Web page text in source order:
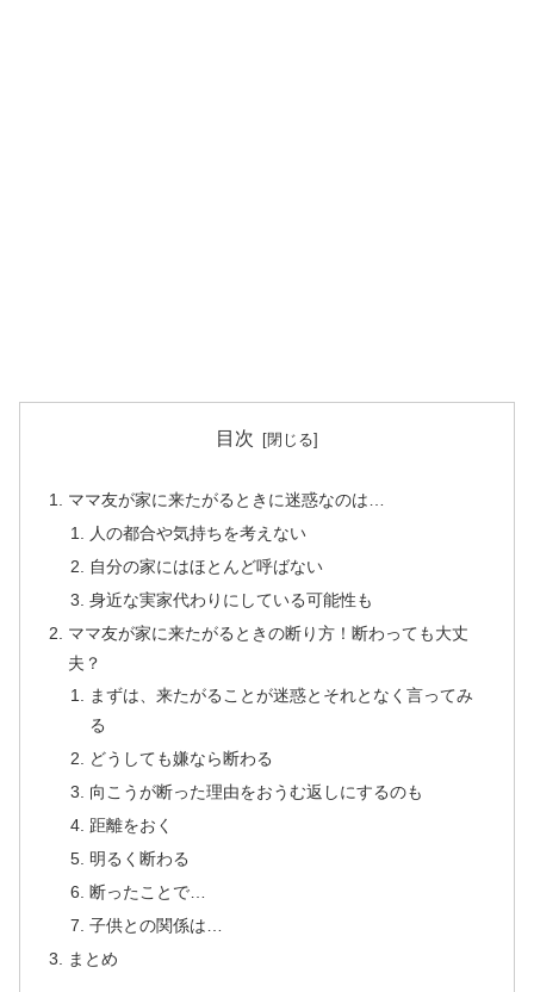
目次
ママ友が家に来たがるときに迷惑なのは…
人の都合や気持ちを考えない
自分の家にはほとんど呼ばない
身近な実家代わりにしている可能性も
ママ友が家に来たがるときの断り方！断わっても大丈
夫？
まずは、来たがることが迷惑とそれとなく言ってみ
る
どうしても嫌なら断わる
向こうが断った理由をおうむ返しにするのも
距離をおく
明るく断わる
断ったことで…
子供との関係は…
まとめ